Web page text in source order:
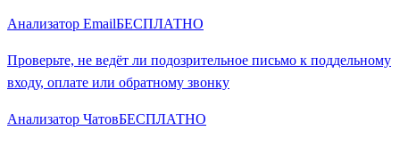
Анализатор EmailБЕСПЛАТНО
Проверьте, не ведёт ли подозрительное письмо к поддельному
входу, оплате или обратному звонку
Анализатор ЧатовБЕСПЛАТНО